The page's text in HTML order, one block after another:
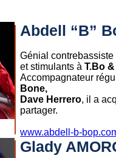
Abdell “B”
Génial
et stimulants à T.Bo
Accompagnateur
Bone,
Dave Herrero, il a
partager.
www.abdell-b-
Glady